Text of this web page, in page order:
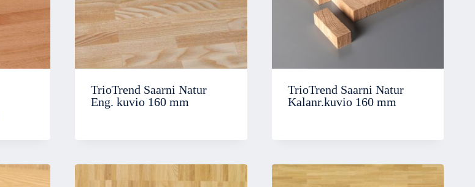
TrioTrend Saarni Natur
Eng. kuvio 160 mm
TrioTrend Saarni Natur
Kalanr.kuvio 160 mm